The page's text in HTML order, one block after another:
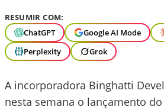
RESUMIR COM:
ChatGPT
Google AI Mode
Perplexity
Grok
A incorporadora Binghatti
nesta semana o lançamento